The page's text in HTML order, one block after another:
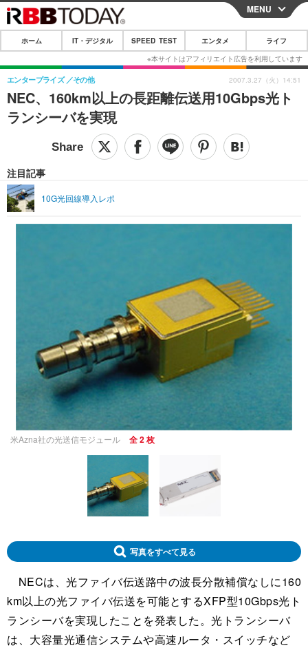
CLOSE
ホーム
IT・デジタル
IT・デジタルTOP スマートフォン
ネタ
ショッピング その他
SPEED TEST
エンタメTOP 映画・ドラマ
ライフTOP
リリース一覧
プッシュ通知の停止方法
MENU
ホーム IT・デジタル SPEED TEST エンタメ ライフ
NEC、160km以上の長距離伝送用10Gbps光ト
ランシーバを実現
エンタープライズ その他
注目記事
10G光回線導入レポ
2007.3.27（火）14:51
米Azna社の光送信モジュール 全 2 枚
写真をすべて見る
NECは、光ファイバ伝送路中の波長分散補償なしに160
km以上の光ファイバ伝送を可能とするXFP型10Gbps光ト
ランシーバを実現したことを発表した。光トランシーバ
は、大容量光通信システムや高速ルータ・スイッチなど